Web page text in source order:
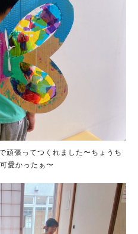
頑張ってつくれました〜ちょうち
愛かったぁ〜